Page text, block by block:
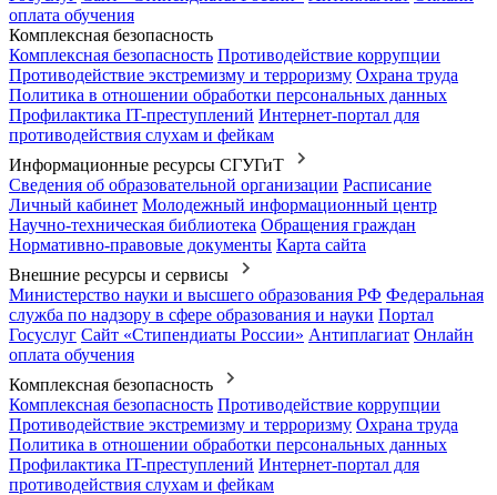
оплата обучения
Комплексная безопасность
Комплексная безопасность Противодействие коррупции
Противодействие экстремизму и терроризму Охрана труда
Политика в отношении обработки персональных данных
Профилактика IT-преступлений Интернет-портал для
противодействия слухам и фейкам
Информационные ресурсы СГУГиТ
Сведения об образовательной организации Расписание
Личный кабинет Молодежный информационный центр
Научно-техническая библиотека Обращения граждан
Нормативно-правовые документы Карта сайта
Внешние ресурсы и сервисы
Министерство науки и высшего образования РФ Федеральная
служба по надзору в сфере образования и науки Портал
Госуслуг Сайт «Стипендиаты России» Антиплагиат Онлайн
оплата обучения
Комплексная безопасность
Комплексная безопасность Противодействие коррупции
Противодействие экстремизму и терроризму Охрана труда
Политика в отношении обработки персональных данных
Профилактика IT-преступлений Интернет-портал для
противодействия слухам и фейкам